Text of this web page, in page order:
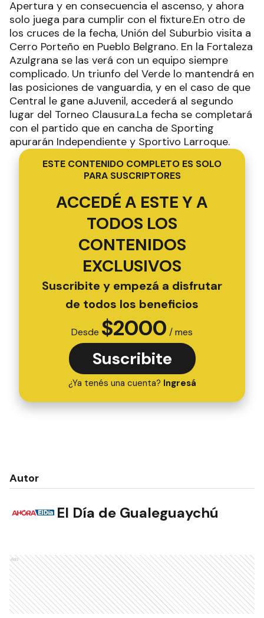
Apertura y en consecuencia el ascenso, y ahora
solo juega para cumplir con el fixture.En otro de
los cruces de la fecha, Unión del Suburbio visita a
Cerro Porteño en Pueblo Belgrano. En la Fortaleza
Azulgrana se las verá con un equipo siempre
complicado. Un triunfo del Verde lo mantendrá en
las posiciones de vanguardia, y en el caso de que
Central le gane aJuvenil, accederá al segundo
lugar del Torneo Clausura.La fecha se completará
con el partido que en cancha de Sporting
apurarán Independiente y Sportivo Larroque.
ESTE CONTENIDO COMPLETO ES SOLO
PARA SUSCRIPTORES
ACCEDÉ A ESTE Y A
TODOS LOS
CONTENIDOS
EXCLUSIVOS
Suscribite y empezá a disfrutar
de todos los beneficios
Desde $2000 / mes
Suscribite
¿Ya tenés una cuenta? Ingresá
Autor
El Día de Gualeguaychú
Ads